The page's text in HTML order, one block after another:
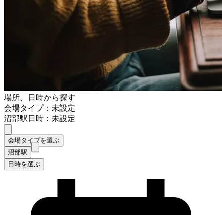
場所、日時から探す
会場タイプ：未設定
沼部駅日時：未設定
会場タイプを選ぶ
沼部駅
日時を選ぶ